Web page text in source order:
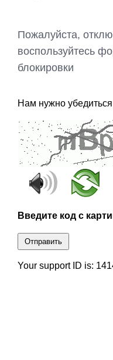
Пожалуйста,
воспользуйтесь
блокировки
Нам нужно
Введите код с
Отправить
Your support ID is: